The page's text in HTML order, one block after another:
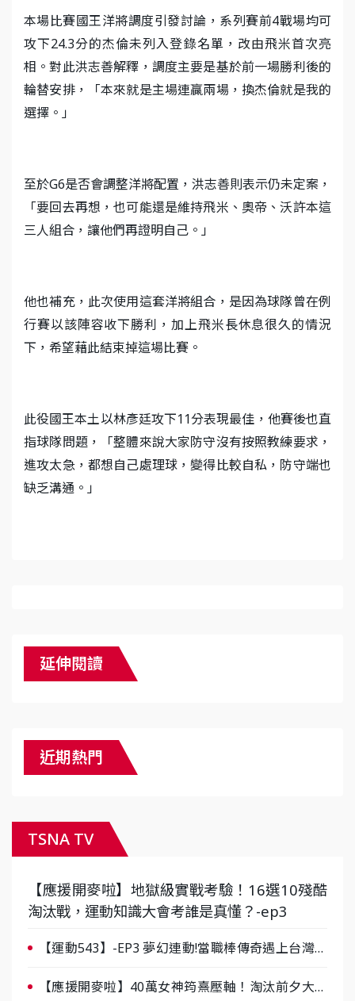
本場比賽國王洋將調度引發討論，系列賽前4戰場均可
攻下24.3分的杰倫未列入登錄名單，改由飛米首次亮
相。對此洪志善解釋，調度主要是基於前一場勝利後的
輪替安排，「本來就是主場連贏兩場，換杰倫就是我的
選擇。」
至於G6是否會調整洋將配置，洪志善則表示仍未定案，
「要回去再想，也可能還是維持飛米、奧帝、沃許本這
三人組合，讓他們再證明自己。」
他也補充，此次使用這套洋將組合，是因為球隊曾在例
行賽以該陣容收下勝利，加上飛米長休息很久的情況
下，希望藉此結束掉這場比賽。
此役國王本土以林彥廷攻下11分表現最佳，他賽後也直
指球隊問題，「整體來說大家防守沒有按照教練要求，
進攻太急，都想自己處理球，變得比較自私，防守端也
缺乏溝通。」
延伸閱讀
近期熱門
TSNA TV
【應援開麥啦】地獄級實戰考驗！16選10殘酷
淘汰戰，運動知識大會考誰是真懂？-ep3
【運動543】-EP3 夢幻連動!當職棒傳奇遇上台灣女
【應援開麥啦】40萬女神筠熹壓軸！淘汰前夕大混